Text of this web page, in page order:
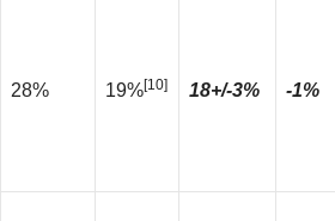
28% 19%[10] 18+/-3% -1%